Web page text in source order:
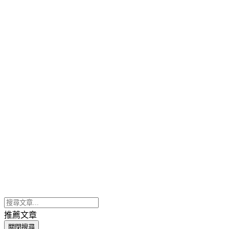
推薦文章
關閉搜尋